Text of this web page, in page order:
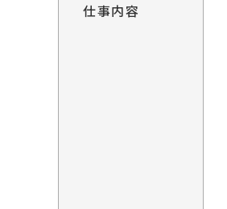
仕事内容